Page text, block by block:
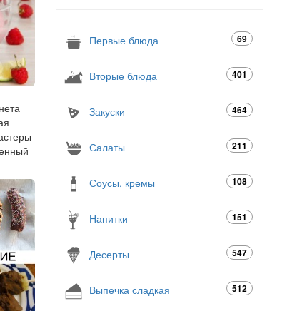
Первые блюда 69
Вторые блюда 401
Закуски 464
Салаты 211
Соусы, кремы 108
Напитки 151
Десерты 547
Выпечка сладкая 512